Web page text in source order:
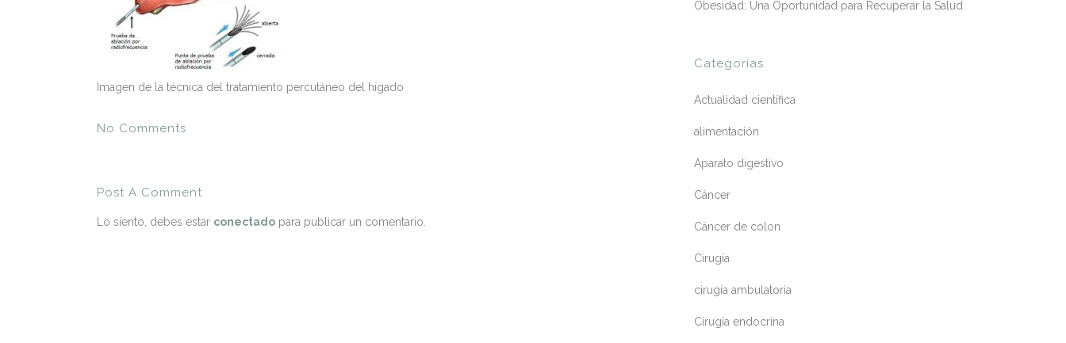
Imagen de la técnica del tratamiento percutáneo del hígado
No Comments
Post A Comment
Lo siento, debes estar conectado para publicar un comentario.
Obesidad: Una Oportunidad para Recuperar la Salud
Categorías
Actualidad científica
alimentación
Aparato digestivo
Cáncer
Cáncer de colon
Cirugía
cirugía ambulatoria
Cirugía endocrina